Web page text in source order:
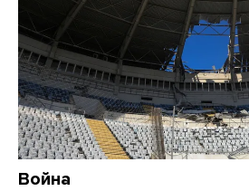
Война